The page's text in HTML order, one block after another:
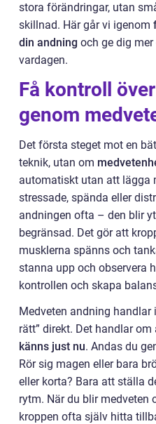
stora förändringar, utan
skillnad. Här går vi igenom
din andning och ge dig
vardagen.
Få kontroll
genom
Det första steget mot en
teknik, utan om
automatiskt utan att lägga
stressade, spända eller
andningen ofta – den blir
begränsad. Det gör att
musklerna spänns och
stanna upp och observera
kontrollen och skapa
Medveten andning
rätt” direkt. Det handlar om
känns just nu. Andas du
Rör sig magen eller bara
eller korta? Bara att ställa
rytm. När du blir medveten
kroppen ofta själv hitta